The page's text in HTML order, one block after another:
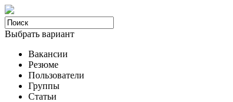
Выбрать вариант
Вакансии
Резюме
Пользователи
Группы
Статьи